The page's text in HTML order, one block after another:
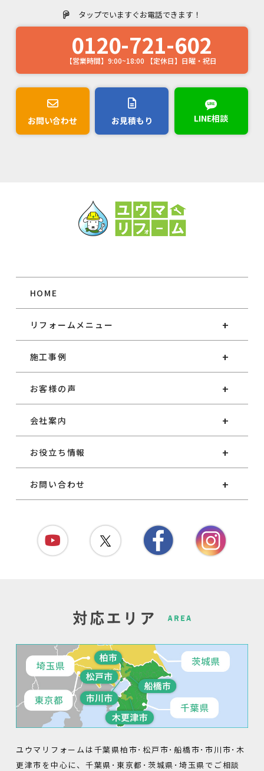
タップでいますぐお電話できます！
0120-721-602
【営業時間】9:00~18:00 【定休日】日曜・祝日
お問い合わせ お見積もり LINE相談
HOME
リフォームメニュー
施工事例
お客様の声
会社案内
お役立ち情報
お問い合わせ
ユウマリフォームは千葉県柏市･松戸市･船橋市･市川市･木
更津市を中心に、千葉県･東京都･茨城県･埼玉県でご相談